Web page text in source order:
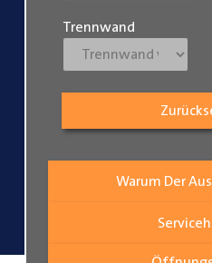
Warum Der
Trennwand